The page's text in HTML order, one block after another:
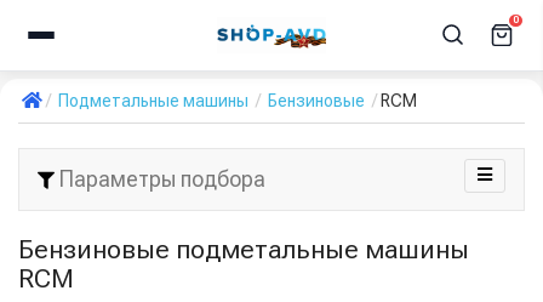
0
Подметальные машины Бензиновые RCM
Параметры подбора
Бензиновые подметальные машины
RCM